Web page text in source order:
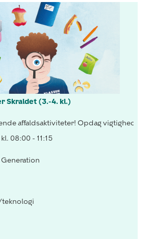
Skraldet (3.-4. kl.)
affaldsaktiviteter! Opdag vigtigheden
08:00 - 11:15
teknologi